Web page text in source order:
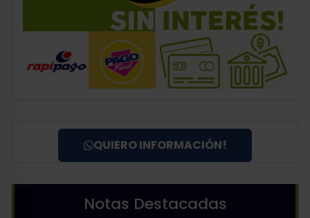
QUIERO INFORMACIÓN!
Notas Destacadas